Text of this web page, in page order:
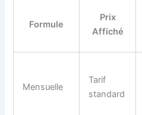
Formule
Prix
Affiché
Mensuelle
Tarif
standard